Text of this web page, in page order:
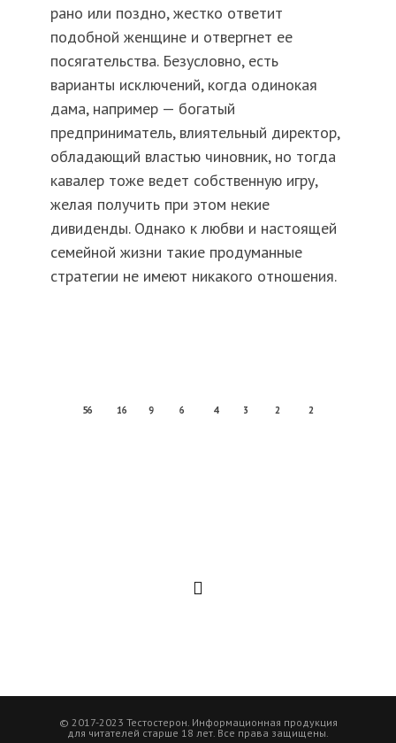
рано или поздно, жестко ответит
подобной женщине и отвергнет ее
посягательства. Безусловно, есть
варианты исключений, когда одинокая
дама, например — богатый
предприниматель, влиятельный директор,
обладающий властью чиновник, но тогда
кавалер тоже ведет собственную игру,
желая получить при этом некие
дивиденды. Однако к любви и настоящей
семейной жизни такие продуманные
стратегии не имеют никакого отношения.
56 16 9 6 4 3 2 2
© 2017-2023 Тестостерон. Информационная продукция
для читателей старше 18 лет. Все права защищены.